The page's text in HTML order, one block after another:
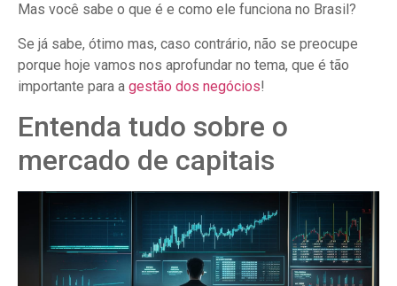
Mas você sabe o que é e como ele funciona no Brasil?
Se já sabe, ótimo mas, caso contrário, não se preocupe
porque hoje vamos nos aprofundar no tema, que é tão
importante para a gestão dos negócios!
Entenda tudo sobre o
mercado de capitais